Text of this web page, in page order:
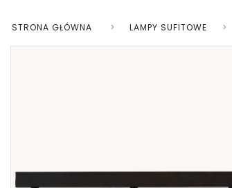
STRONA GŁÓWNA > LAMPY SUFITOWE >